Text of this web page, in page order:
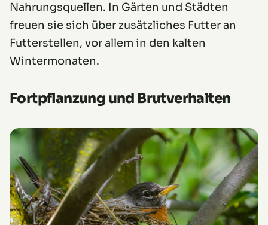
Nahrungsquellen. In Gärten und Städten
freuen sie sich über zusätzliches Futter an
Futterstellen, vor allem in den kalten
Wintermonaten.
Fortpflanzung und Brutverhalten